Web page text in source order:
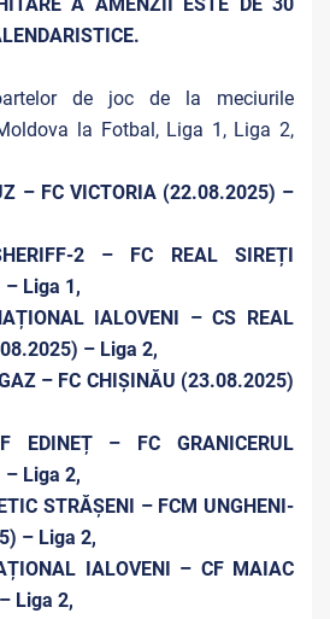
de joc de la meciurile
la Fotbal, Liga 1, Liga 2,
– FC VICTORIA (22.08.2025) –
2 – FC REAL SIREȚI
Liga 1,
IALOVENI – CS REAL
– Liga 2,
– FC CHIȘINĂU (23.08.2025)
– FC GRANICERUL
Liga 2,
STRĂȘENI – FCM UNGHENI-
– Liga 2,
IALOVENI – CF MAIAC
Liga 2,